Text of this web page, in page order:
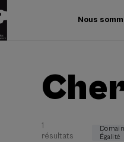
Nous
1
résultats
Égalité